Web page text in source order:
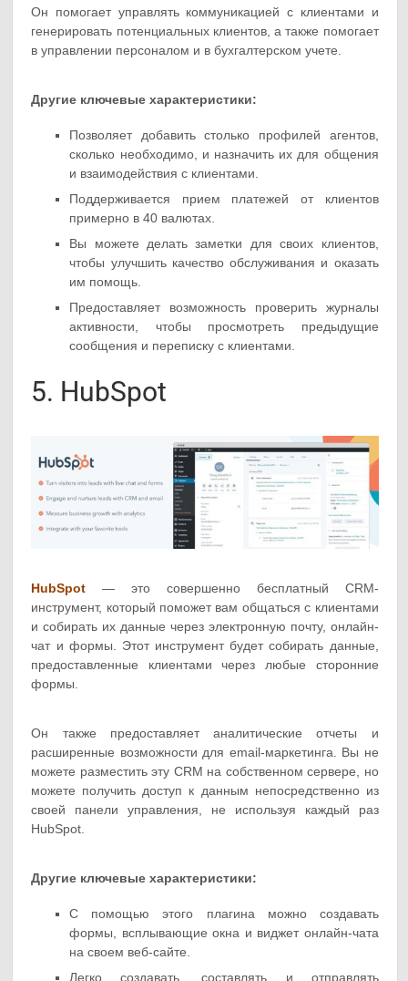
Он помогает управлять коммуникацией с клиентами и
генерировать потенциальных клиентов, а также помогает
в управлении персоналом и в бухгалтерском учете.
Другие ключевые характеристики:
Позволяет добавить столько профилей агентов,
сколько необходимо, и назначить их для общения
и взаимодействия с клиентами.
Поддерживается прием платежей от клиентов
примерно в 40 валютах.
Вы можете делать заметки для своих клиентов,
чтобы улучшить качество обслуживания и оказать
им помощь.
Предоставляет возможность проверить журналы
активности, чтобы просмотреть предыдущие
сообщения и переписку с клиентами.
5. HubSpot
HubSpot — это совершенно бесплатный CRM-
инструмент, который поможет вам общаться с клиентами
и собирать их данные через электронную почту, онлайн-
чат и формы. Этот инструмент будет собирать данные,
предоставленные клиентами через любые сторонние
формы.
Он также предоставляет аналитические отчеты и
расширенные возможности для email-маркетинга. Вы не
можете разместить эту CRM на собственном сервере, но
можете получить доступ к данным непосредственно из
своей панели управления, не используя каждый раз
HubSpot.
Другие ключевые характеристики:
С помощью этого плагина можно создавать
формы, всплывающие окна и виджет онлайн-чата
на своем веб-сайте.
Легко создавать, составлять и отправлять